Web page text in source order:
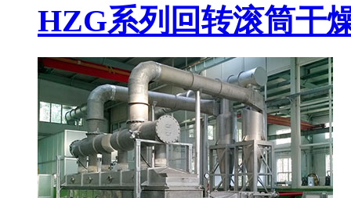
HZG系列回转滚筒干